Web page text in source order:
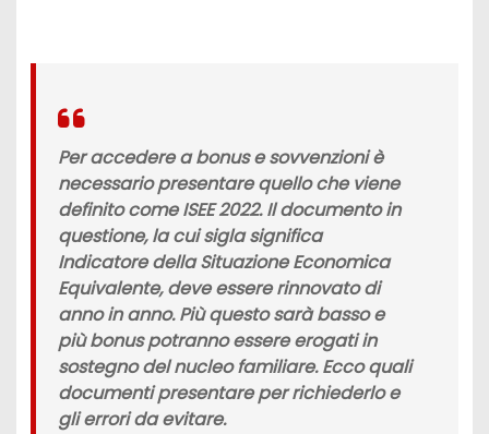
Per accedere a bonus e sovvenzioni è
necessario presentare quello che viene
definito comeISEE 2022.Il documento in
questione, la cui sigla significa
Indicatore della Situazione Economica
Equivalente, deve essere rinnovato di
anno in anno. Più questo sarà basso e
piùbonuspotranno essere erogati in
sostegno delnucleo familiare.Ecco quali
documenti presentare per richiederlo e
gli errori da evitare.